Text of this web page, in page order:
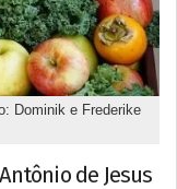
Dominik e Frederike
de Jesus